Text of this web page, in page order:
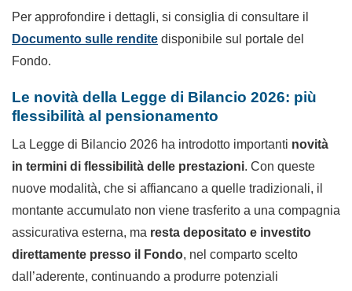
Per approfondire i dettagli, si consiglia di consultare il
Documento sulle rendite disponibile sul portale del
Fondo.
Le novità della Legge di Bilancio 2026: più
flessibilità al pensionamento
La Legge di Bilancio 2026 ha introdotto importanti novità
in termini di flessibilità delle prestazioni. Con queste
nuove modalità, che si affiancano a quelle tradizionali, il
montante accumulato non viene trasferito a una compagnia
assicurativa esterna, ma resta depositato e investito
direttamente presso il Fondo, nel comparto scelto
dall’aderente, continuando a produrre potenziali